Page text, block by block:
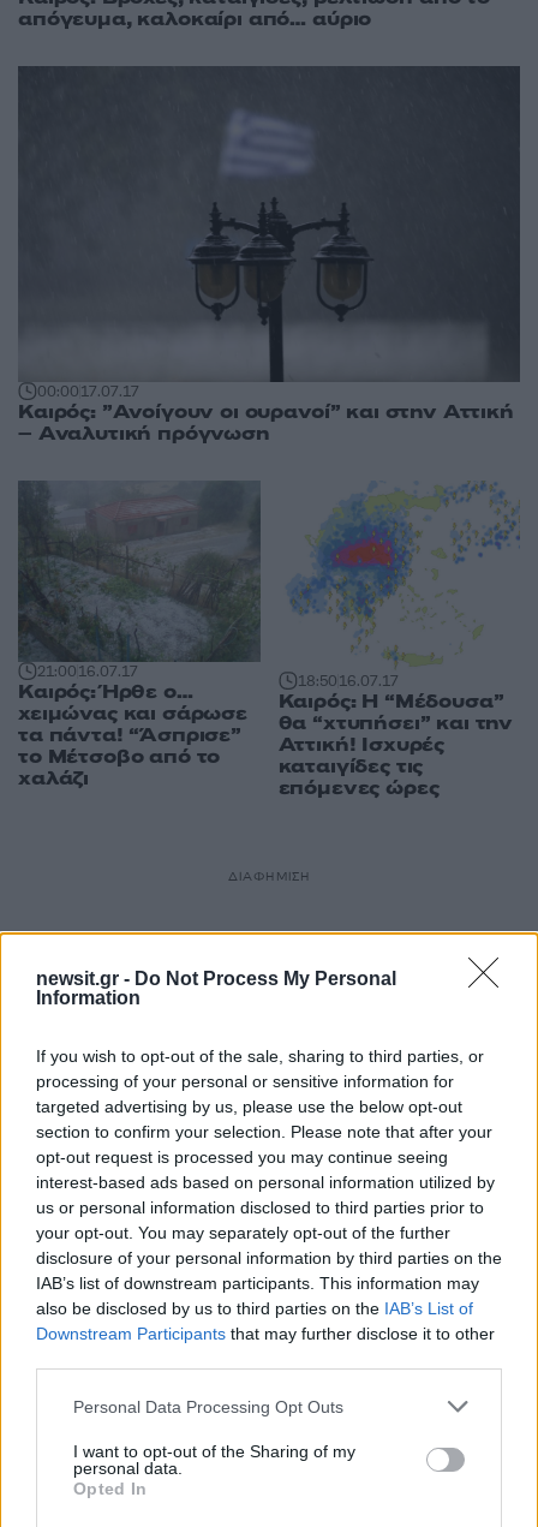
newsit.gr - Do Not Process My Personal
Information
If you wish to opt-out of the sale, sharing to third parties, or
processing of your personal or sensitive information for
targeted advertising by us, please use the below opt-out
section to confirm your selection. Please note that after your
opt-out request is processed you may continue seeing
interest-based ads based on personal information utilized by
us or personal information disclosed to third parties prior to
your opt-out. You may separately opt-out of the further
disclosure of your personal information by third parties on the
IAB’s list of downstream participants. This information may
also be disclosed by us to third parties on the IAB’s List of
Downstream Participants that may further disclose it to other
Please note that this website/app uses one or more Google
not limited to your visit or usage behaviour. You may click to
grant or deny consent to Google and its third-party tags to
use your data for below specified purposes in below Google
Personal Data Processing Opt Outs
I want to opt-out of the Sharing of my
personal data.
Opted In
απόγευμα, καλοκαίρι από… αύριο
00:0017.07.17
Καιρός: ”Ανοίγουν οι ουρανοί” και στην Αττική
– Αναλυτική πρόγνωση
21:0016.07.17
Καιρός: Ήρθε ο…
χειμώνας και σάρωσε
τα πάντα! “Άσπρισε”
το Μέτσοβο από το
χαλάζι
18:5016.07.17
Καιρός: Η “Μέδουσα”
θα “χτυπήσει” και την
Αττική! Ισχυρές
καταιγίδες τις
επόμενες ώρες
ΔΙΑΦΗΜΙΣΗ